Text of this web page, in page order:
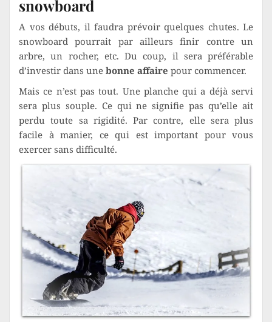
snowboard
A vos débuts, il faudra prévoir quelques chutes. Le
snowboard pourrait par ailleurs finir contre un
arbre, un rocher, etc. Du coup, il sera préférable
d’investir dans une bonne affaire pour commencer.
Mais ce n’est pas tout. Une planche qui a déjà servi
sera plus souple. Ce qui ne signifie pas qu’elle ait
perdu toute sa rigidité. Par contre, elle sera plus
facile à manier, ce qui est important pour vous
exercer sans difficulté.